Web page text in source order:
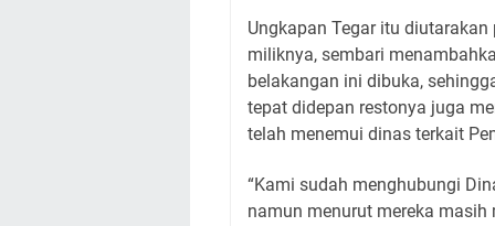
Ungkapan Tegar itu
miliknya, sembari
belakangan ini dibuka,
tepat didepan restonya juga
telah menemui dinas terkait
“Kami sudah menghubungi
namun menurut mereka masih